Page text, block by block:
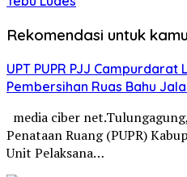
Rekomendasi untuk kamu
UPT PUPR PJJ
Pembersihan Ruas Bahu
media ciber
Penataan Ruang (PUPR)
Unit Pelaksana…